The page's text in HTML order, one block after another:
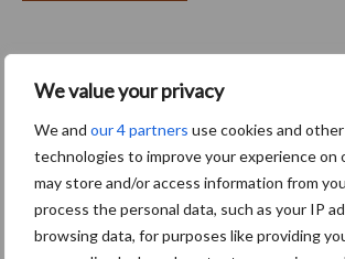
We value your privacy
We and our 4 partners use cookies and
technologies to improve your experience on
may store and/or access information from
process the personal data, such as your IP
browsing data, for purposes like providing
Cosun introduceert nieuw
uit Fava boon